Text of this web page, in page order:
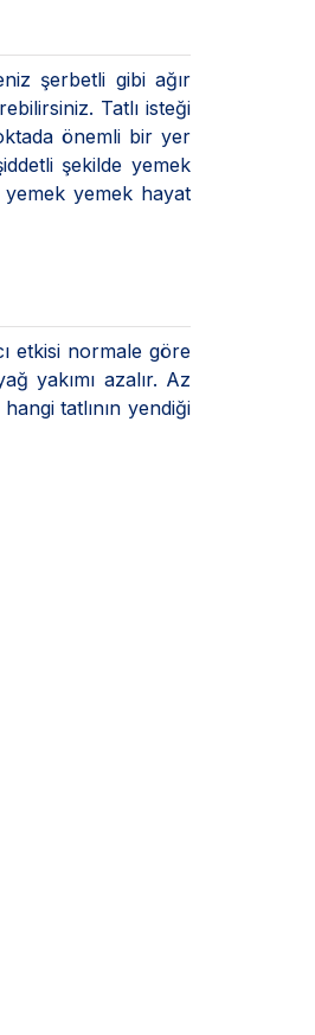
şerbetli gibi ağır
Tatlı isteği
önemli bir yer
şekilde yemek
yemek yemek hayat
etkisi normale göre
yakımı azalır. Az
tatlının yendiği